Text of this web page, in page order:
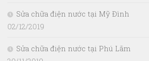
Sửa chữa điện nước tại Mỹ Đình
02/12/2019
Sửa chữa điện nước tại Phú Lãm